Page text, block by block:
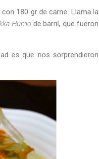
180 gr de carne. Llama la
Humode barril, que fueron
es que nos sorprendieron